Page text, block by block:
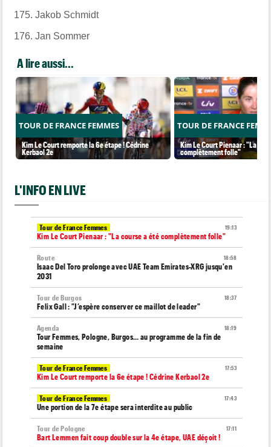
175. Jakob Schmidt
176. Jan Sommer
A lire aussi...
TOUR DE FRANCE FEMMES
Kim Le Court remporte la 6e étape ! Cédrine
Kerbaol 2e
TOUR DE FRANCE
Kim Le Court Pienaar : "La
complètement folle"
L'INFO EN LIVE
19:13
Tour de France Femmes
Kim Le Court Pienaar : "La course a été complètement folle"
18:58
Route
Isaac Del Toro prolonge avec UAE Team Emirates-XRG jusqu'en
2031
18:37
Tour de Burgos
Felix Gall : "J’espère conserver ce maillot de leader"
18:19
Agenda
Tour Femmes, Pologne, Burgos… au programme de la fin de
semaine
17:53
Tour de France Femmes
Kim Le Court remporte la 6e étape ! Cédrine Kerbaol 2e
17:43
Tour de France Femmes
Une portion de la 7e étape sera interdite au public
17:11
Tour de Pologne
Bart Lemmen fait coup double sur la 4e étape, UAE déçoit !